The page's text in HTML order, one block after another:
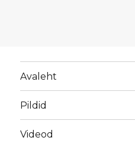
Avaleht
Pildid
Videod